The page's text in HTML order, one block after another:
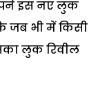
इस नए लुक
जब भी में किसी
लुक रिवील